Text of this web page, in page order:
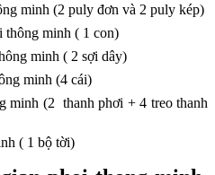
minh (2 puly đơn và 2 puly kép)
thông minh ( 1 con)
minh ( 2 sợi dây)
minh (4 cái)
minh (2 thanh phơi + 4 treo thanh
( 1 bộ tời)